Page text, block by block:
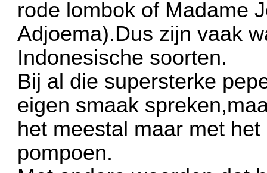
rode lombok of Madame
Adjoema).Dus zijn vaak
Indonesische soorten.
Bij al die supersterke
eigen smaak
het meestal maar met
pompoen.